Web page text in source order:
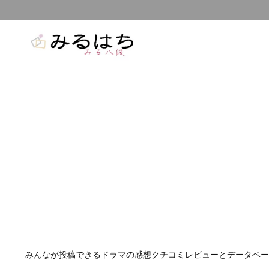
みんなが投稿できるドラマの感想クチコミレビューとデータベ